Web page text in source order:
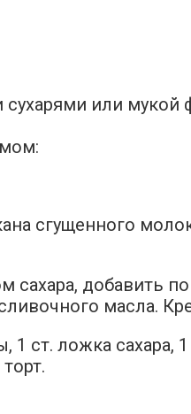
или мукой
сгущенного
добавить
масла.
ст. ложка сахара,